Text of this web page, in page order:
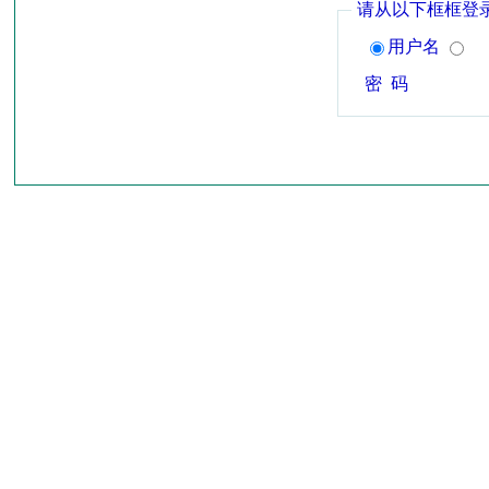
请从以下框框登
用户名
密 码